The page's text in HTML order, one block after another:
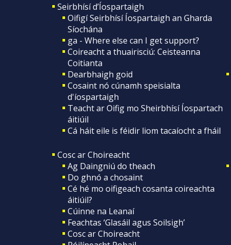
Seirbhísí d’Íospartaigh
Oifigí Seirbhísí Íospartaigh an Gharda
Síochána
ga - Where else can I get support?
Coireacht a thuairisciú: Ceisteanna
Coitianta
Dearbhaigh goid
Cosaint nó cúnamh speisialta
d'íospartaigh
Teacht ar Oifig mo Sheirbhísí Íospartach
áitiúil
Cá háit eile is féidir liom tacaíocht a fháil
Cosc ar Choireacht
Ag Daingniú do theach
Do ghnó a chosaint
Cé hé mo oifigeach cosanta coireachta
áitiúil?
Cúinne na Leanaí
Feachtas ‘Glasáil agus Soilsigh’
Cosc ar Choireacht